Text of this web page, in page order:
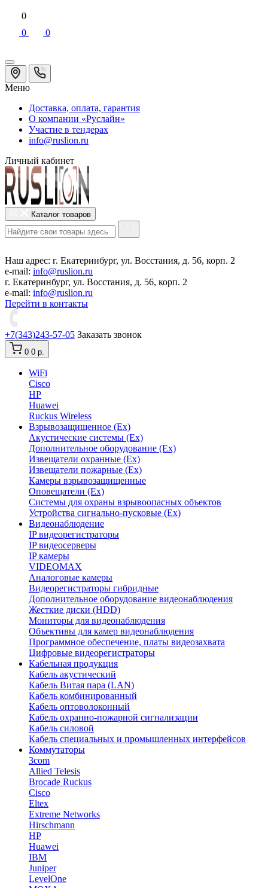
0
0
0
Меню
Доставка, оплата, гарантия
О компании «Руслайн»
Участие в тендерах
info@ruslion.ru
Личный кабинет
Каталог товаров
Наш адрес: г. Екатеринбург, ул. Восстания, д. 56, корп. 2
e-mail: info@ruslion.ru
г. Екатеринбург, ул. Восстания, д. 56, корп. 2
e-mail: info@ruslion.ru
Перейти в контакты
+7(343)243-57-05 Заказать звонок
0 0 р.
WiFi
Cisco
HP
Huawei
Ruckus Wireless
Взрывозащищенное (Ex)
Акустические системы (Ex)
Дополнительное оборудование (Ex)
Извещатели охранные (Ex)
Извещатели пожарные (Ex)
Камеры взрывозащищенные
Оповещатели (Ex)
Системы для охраны взрывоопасных объектов
Устройства сигнально-пусковые (Ex)
Видеонаблюдение
IP видеорегистраторы
IP видеосерверы
IP камеры
VIDEOMAX
Аналоговые камеры
Видеорегистраторы гибридные
Дополнительное оборудование видеонаблюдения
Жесткие диски (HDD)
Мониторы для видеонаблюдения
Объективы для камер видеонаблюдения
Программное обеспечение, платы видеозахвата
Цифровые видеорегистраторы
Кабельная продукция
Кабель акустический
Кабель Витая пара (LAN)
Кабель комбинированный
Кабель оптоволоконный
Кабель охранно-пожарной сигнализации
Кабель силовой
Кабель специальных и промышленных интерфейсов
Коммутаторы
3com
Allied Telesis
Brocade Ruckus
Cisco
Eltex
Extreme Networks
Hirschmann
HP
Huawei
IBM
Juniper
LevelOne